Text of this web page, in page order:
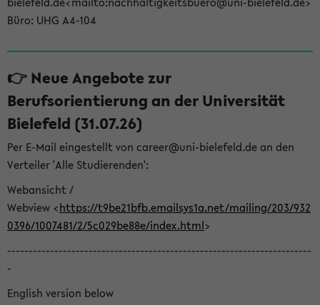
Büro: UHG A4-104
👉 Neue Angebote zur
Berufsorientierung an der Universität
Bielefeld (31.07.26)
Per E-Mail eingestellt von career@uni-bielefeld.de an den
Verteiler 'Alle Studierenden':
Webansicht /
Webview <https://t9be21bfb.emailsys1a.net/mailing/203/932
0396/1007481/2/5c029be88e/index.html>
-----------------------------------------------------------------------
-
English version below